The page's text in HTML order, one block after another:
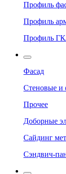
Профиль
Профиль
Профиль
Фасад
Стеновые и
Прочее
Доборные
Сайдинг
Сэндвич-